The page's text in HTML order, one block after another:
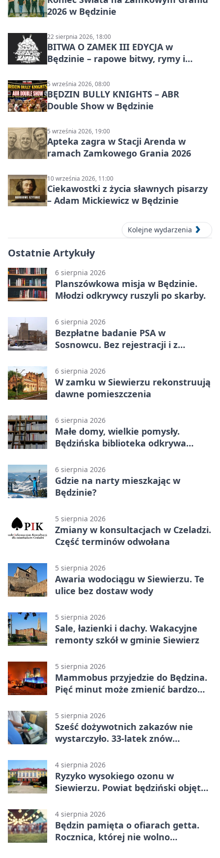
2026 w Będzinie
22 sierpnia 2026, 18:00
BITWA O ZAMEK III EDYCJA w
Będzinie – rapowe bitwy, rymy i
5 września 2026, 08:00
BĘDZIN BULLY KNIGHTS – ABR
Double Show w Będzinie
5 września 2026, 19:00
Apteka zagra w Stacji Arenda w
ramach Zamkowego Grania 2026
10 września 2026, 11:00
Ciekawostki z życia sławnych pisarzy
– Adam Mickiewicz w Będzinie
Kolejne wydarzenia
Ostatnie Artykuły
6 sierpnia 2026
Planszówkowa misja w Będzinie.
Młodzi odkrywcy ruszyli po skarby.
6 sierpnia 2026
Bezpłatne badanie PSA w
Sosnowcu. Bez rejestracji i z
6 sierpnia 2026
W zamku w Siewierzu rekonstruują
dawne pomieszczenia
6 sierpnia 2026
Małe domy, wielkie pomysły.
Będzińska biblioteka odkrywa
6 sierpnia 2026
Gdzie na narty mieszkając w
Będzinie?
5 sierpnia 2026
Zmiany w konsultacjach w Czeladzi.
Część terminów odwołana
5 sierpnia 2026
Awaria wodociągu w Siewierzu. Te
ulice bez dostaw wody
5 sierpnia 2026
Sale, łazienki i dachy. Wakacyjne
remonty szkół w gminie Siewierz
5 sierpnia 2026
Mammobus przyjedzie do Będzina.
Pięć minut może zmienić bardzo
5 sierpnia 2026
Sześć dożywotnich zakazów nie
wystarczyło. 33-latek znów
4 sierpnia 2026
Ryzyko wysokiego ozonu w
Siewierzu. Powiat będziński objęty
4 sierpnia 2026
Będzin pamięta o ofiarach getta.
Rocznica, której nie wolno